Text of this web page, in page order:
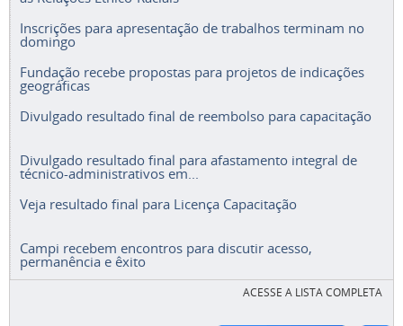
Inscrições para apresentação de trabalhos terminam no
domingo
Fundação recebe propostas para projetos de indicações
geográficas
Divulgado resultado final de reembolso para capacitação
Divulgado resultado final para afastamento integral de
técnico-administrativos em...
Veja resultado final para Licença Capacitação
Campi recebem encontros para discutir acesso,
permanência e êxito
ACESSE A LISTA COMPLETA